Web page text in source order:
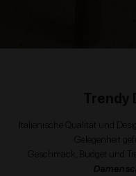
Italienische Qualität und
Gelegenheit
Geschmack, Budget und